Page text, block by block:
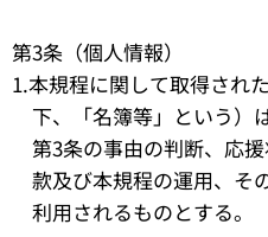
第3条（個人情報）
1.本規程に関して取得され
下、「名簿等」という）
第3条の事由の判断、応
款及び本規程の運用、そ
利用されるものとする。